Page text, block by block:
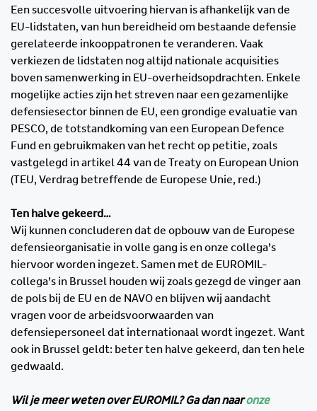
Een succesvolle uitvoering hiervan is afhankelijk van de
EU-lidstaten, van hun bereidheid om bestaande defensie
gerelateerde inkooppatronen te veranderen. Vaak
verkiezen de lidstaten nog altijd nationale acquisities
boven samenwerking in EU-overheidsopdrachten. Enkele
mogelijke acties zijn het streven naar een gezamenlijke
defensiesector binnen de EU, een grondige evaluatie van
PESCO, de totstandkoming van een European Defence
Fund en gebruikmaken van het recht op petitie, zoals
vastgelegd in artikel 44 van de Treaty on European Union
(TEU, Verdrag betreffende de Europese Unie, red.)
Ten halve gekeerd…
Wij kunnen concluderen dat de opbouw van de Europese
defensieorganisatie in volle gang is en onze collega’s
hiervoor worden ingezet. Samen met de EUROMIL-
collega’s in Brussel houden wij zoals gezegd de vinger aan
de pols bij de EU en de NAVO en blijven wij aandacht
vragen voor de arbeidsvoorwaarden van
defensiepersoneel dat internationaal wordt ingezet. Want
ook in Brussel geldt: beter ten halve gekeerd, dan ten hele
gedwaald.
Wil je meer weten over EUROMIL? Ga dan naaronze